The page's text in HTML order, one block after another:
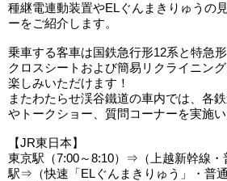
種継電連動装置やELぐんまきりゅうの
ーをご紹介します。
乗車する客車は国鉄急行形12系と特急
クロスシートおよび簡易リクライニン
楽しみいただけます！
またわたらせ渓谷鐵道の車内では、各
やトークショー、質問コーナーを実施い
【JR東日本】
東京駅（7:00～8:10）⇒（上越新幹線
駅⇒（快速「ELぐんまきりゅう」・普